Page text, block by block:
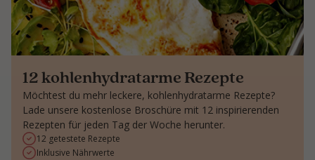
12 kohlenhydratarme Rezepte
Möchtest du mehr leckere, kohlenhydratarme Rezepte?
Lade unsere kostenlose Broschüre mit 12 inspirierenden
Rezepten für jeden Tag der Woche herunter.
12 getestete Rezepte
Inklusive Nährwerte